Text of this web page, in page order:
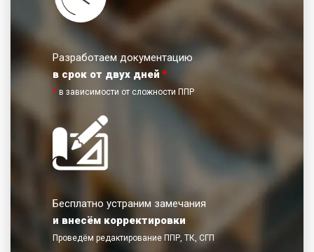
Разработаем документацию
в срок от двух дней *
* в зависимости от сложности ППР
Бесплатно устраним замечания
и внесём корректировки
Проведём редактирование ППР, ТК, СГП